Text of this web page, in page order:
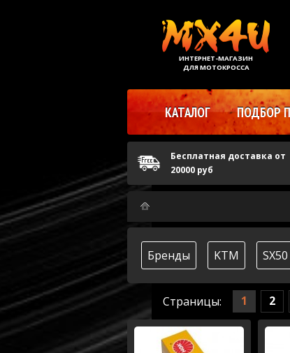
Бренды KTM SX50
Страницы: 1 2
ИНТЕРНЕТ-МАГАЗИН
ДЛЯ МОТОКРОССА
КАТАЛОГ ПОДБОР
Бесплатная доставка от
20000 руб